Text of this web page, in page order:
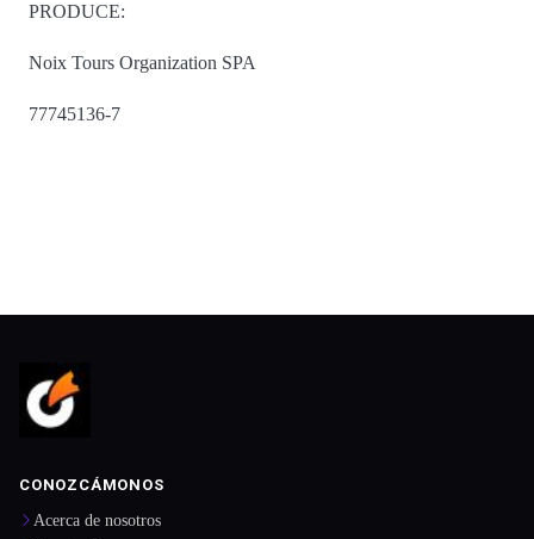
PRODUCE:
Noix Tours Organization SPA
77745136-7
CONOZCÁMONOS
Acerca de nosotros